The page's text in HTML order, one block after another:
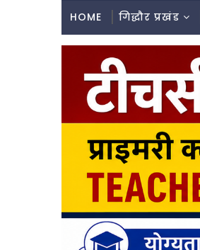
HOME गिद्धौर प्रखंड